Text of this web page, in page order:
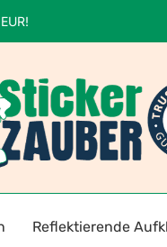
Reflektierende